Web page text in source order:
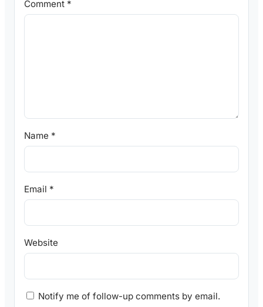
Comment *
Name *
Email *
Website
Notify me of follow-up comments by email.